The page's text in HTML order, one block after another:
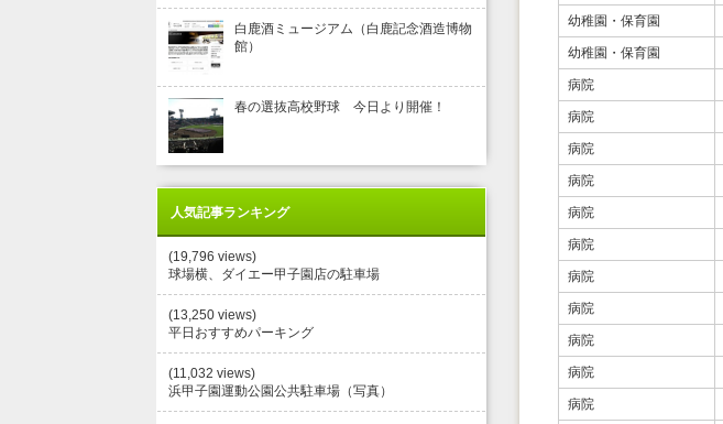
幼稚園・保育園
幼稚園・保育園
病院
病院
病院
病院
病院
病院
病院
病院
病院
病院
病院
白鹿酒ミュージアム（白鹿記念酒造博物
館）
春の選抜高校野球 今日より開催！
人気記事ランキング
(19,796 views)
球場横、ダイエー甲子園店の駐車場
(13,250 views)
平日おすすめパーキング
(11,032 views)
浜甲子園運動公園公共駐車場（写真）